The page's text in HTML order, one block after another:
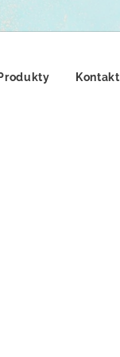
Produkty Kontakt